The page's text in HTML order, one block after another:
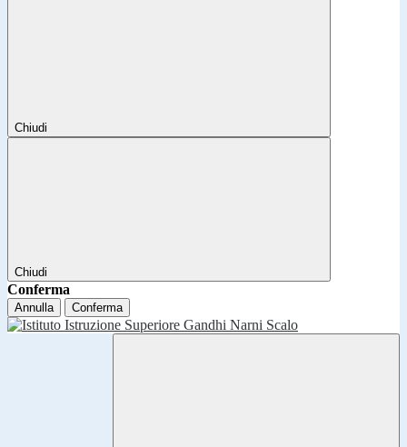
Chiudi
Chiudi
Conferma
Annulla Conferma